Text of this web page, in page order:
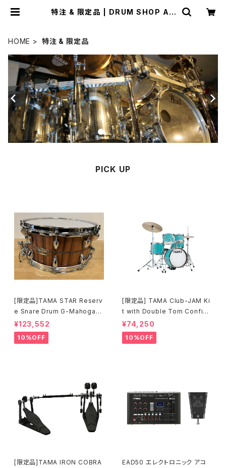
特注 & 限定品 | DRUM SHOP AC
HOME 特注 & 限定品
PICK UP
[限定品]TAMA STAR Reserv
e Snare Drum G-Mahogany
TGHS1465S-SNT
¥123,552
10%OFF
[限定品] TAMA Club-JAM Ki
t with Double Tom Configu
ration アクア・ブルー (AQB) L
JK56S-AQB
¥74,250
10%OFF
[限定品]TAMA IRON COBRA
EAD50 エレクトロニック アコ